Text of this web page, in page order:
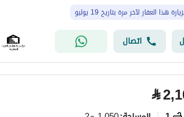
هذا العقار لآخر مرة بتاريخ 19 يوليو
اتصال
⃁